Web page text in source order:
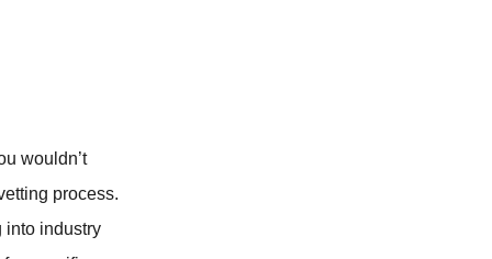
wouldn’t
process.
into industry